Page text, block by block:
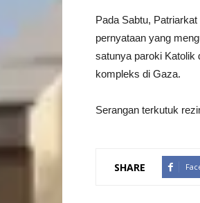
Pada Sabtu,
pernyataan yang
satunya paroki Katolik
kompleks di Gaza.
Serangan terkutuk
SHARE